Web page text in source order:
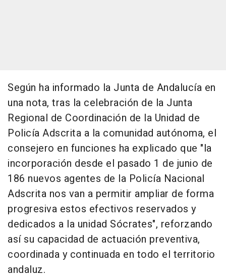
Según ha informado la Junta de Andalucía en
una nota, tras la celebración de la Junta
Regional de Coordinación de la Unidad de
Policía Adscrita a la comunidad autónoma, el
consejero en funciones ha explicado que "la
incorporación desde el pasado 1 de junio de
186 nuevos agentes de la Policía Nacional
Adscrita nos van a permitir ampliar de forma
progresiva estos efectivos reservados y
dedicados a la unidad Sócrates", reforzando
así su capacidad de actuación preventiva,
coordinada y continuada en todo el territorio
andaluz.